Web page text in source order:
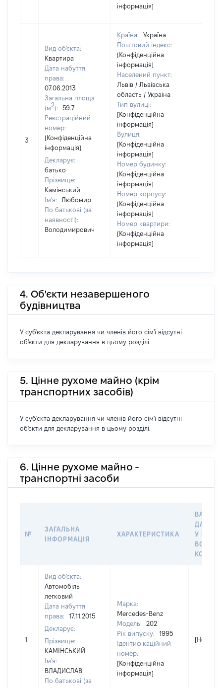
інформація]
3
Вид об'єкта:
Квартира
Дата набуття
права:
07.06.2013
Загальна площа
(м2):
59.7
Реєстраційний
номер:
[Конфіденційна
інформація]
Декларує:
батько
Прізвище:
Камінський
Ім'я:
Любомир
По батькові (за
наявності):
Володимирович
Країна:
Україна
Поштовий індекс:
[Конфіденційна
інформація]
Населений пункт:
Львів / Львівська
область / Україна
Тип вулиці:
[Конфіденційна
інформація]
Вулиця:
[Конфіденційна
інформація]
Номер будинку:
[Конфіденційна
інформація]
Номер корпусу:
[Конфіденційна
інформація]
Номер квартири:
[Конфіденційна
інформація]
4. Об'єкти незавершеного
будівництва
У суб'єкта декларування чи членів його сім'ї відсутні
об'єкти для декларування в цьому розділі.
5. Цінне рухоме майно (крім
транспортних засобів)
У суб'єкта декларування чи членів його сім'ї відсутні
об'єкти для декларування в цьому розділі.
6. Цінне рухоме майно -
транспортні засоби
№
ЗАГАЛЬНА
ІНФОРМАЦІЯ
ХАРАКТЕРИСТИКА
ДАТУ
У
1
Вид об'єкта:
Автомобіль
легковий
Дата набуття
права:
17.11.2015
Декларує:
Прізвище:
КАМІНСЬКИЙ
Ім'я:
ВЛАДИСЛАВ
По батькові (за
Марка:
Mercedes-Benz
Модель:
202
Рік випуску:
1995
Ідентифікаційний
номер:
[Конфіденційна
інформація]
[Не